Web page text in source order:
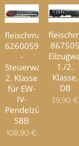
fleischmann
6260059
-
Steuerwagen
2. Klasse
für EW-
IV-
Pendelzüge,
SBB
108,90 €
867505
1./2.
Klasse,
DB
39,90 €